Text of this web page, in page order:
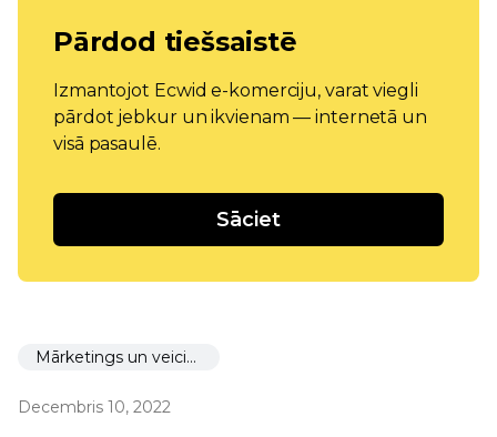
Pārdod tiešsaistē
Izmantojot Ecwid e-komerciju, varat viegli
pārdot jebkur un ikvienam — internetā un
visā pasaulē.
Sāciet
Mārketings un veicināšana
Decembris 10, 2022